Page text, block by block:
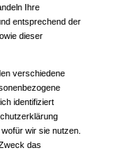
Ihre
entsprechend der
dieser
verschiedene
identifiziert
wir sie nutzen.
das